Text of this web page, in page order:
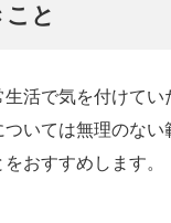
と
活で気を付けて
いては無理のな
おすすめします。